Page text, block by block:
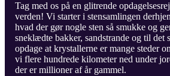
Tag med os på en glitrende
verden! Vi starter i stensamlingen
hvad der gør nogle sten så smukke og
sneklædte bakker, sandstrande og til det
opdage at krystallerne er mange steder
vi flere hundrede kilometer ned under
der er millioner af år gammel.